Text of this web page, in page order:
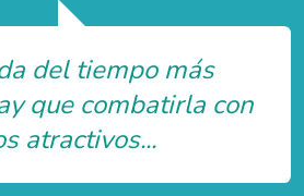
del tiempo más
que combatirla con
atractivos...